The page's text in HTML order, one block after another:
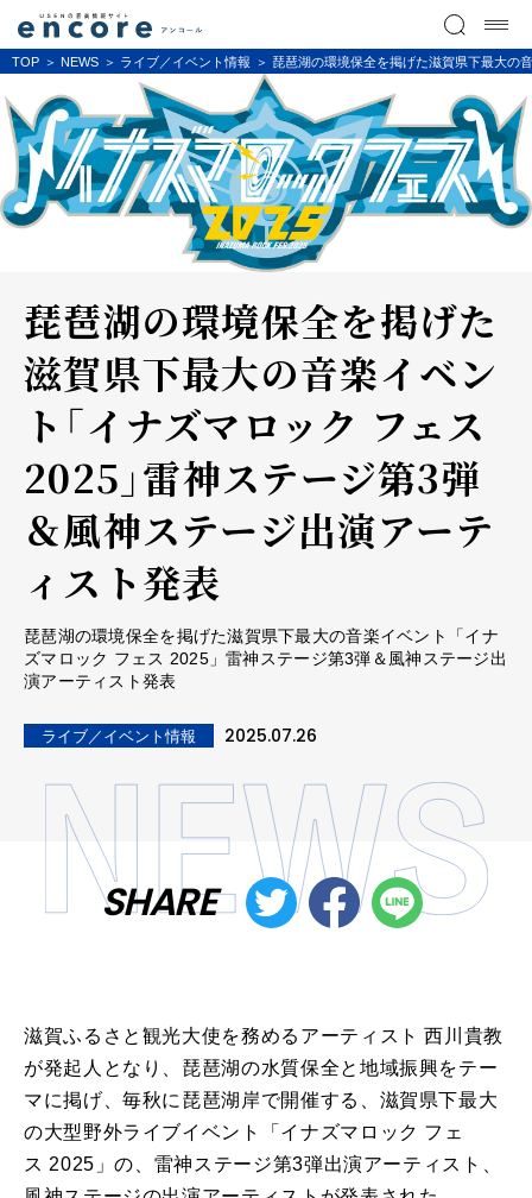
TOP NEWS ライブ／イベント情報 琵琶湖の環境保全を掲げた滋賀県下最大の
琵琶湖の環境保全を掲げた
滋賀県下最大の音楽イベン
ト「イナズマロック フェス
2025」雷神ステージ第3弾
＆風神ステージ出演アーテ
ィスト発表
琵琶湖の環境保全を掲げた滋賀県下最大の音楽イベント「イナ
ズマロック フェス 2025」雷神ステージ第3弾＆風神ステージ出
演アーティスト発表
ライブ／イベント情報 2025.07.26
SHARE
滋賀ふるさと観光大使を務めるアーティスト 西川貴教
が発起人となり、琵琶湖の水質保全と地域振興をテー
マに掲げ、毎秋に琵琶湖岸で開催する、滋賀県下最大
の大型野外ライブイベント「イナズマロック フェ
ス 2025」の、雷神ステージ第3弾出演アーティスト、